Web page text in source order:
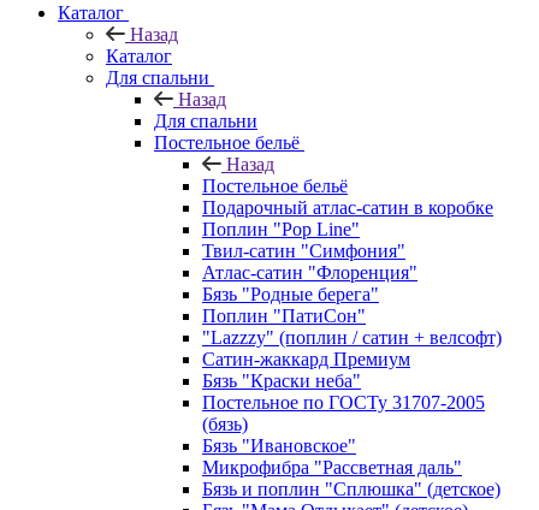
Каталог
Назад
Каталог
Для спальни
Назад
Для спальни
Постельное бельё
Назад
Постельное бельё
Подарочный атлас-сатин в коробке
Поплин "Pop Line"
Твил-сатин "Симфония"
Атлас-сатин "Флоренция"
Бязь "Родные берега"
Поплин "ПатиСон"
"Lazzzy" (поплин / сатин + велсофт)
Сатин-жаккард Премиум
Бязь "Краски неба"
Постельное по ГОСТу 31707-2005
(бязь)
Бязь "Ивановское"
Микрофибра "Рассветная даль"
Бязь и поплин "Сплюшка" (детское)